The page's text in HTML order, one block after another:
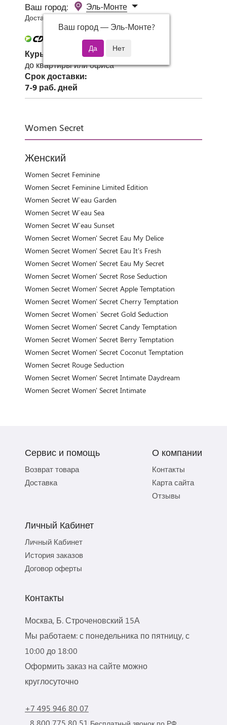
Ваш город:
Эль-Монте
Ваш город — Эль-Монте?
Доставка 0 руб при заказе от 3000 руб.
Курьер СДЭК
до квартиры или офиса
Срок доставки:
7-9 раб. дней
Women Secret
Женский
Women Secret Feminine
Women Secret Feminine Limited Edition
Women Secret W`eau Garden
Women Secret W`eau Sea
Women Secret W`eau Sunset
Women Secret Women' Secret Eau My Delice
Women Secret Women' Secret Eau It's Fresh
Women Secret Women' Secret Eau My Secret
Women Secret Women' Secret Rose Seduction
Women Secret Women' Secret Apple Temptation
Women Secret Women' Secret Cherry Temptation
Women Secret Women` Secret Gold Seduction
Women Secret Women' Secret Candy Temptation
Women Secret Women' Secret Berry Temptation
Women Secret Women' Secret Coconut Temptation
Women Secret Rouge Seduction
Women Secret Women' Secret Intimate Daydream
Women Secret Women' Secret Intimate
Сервис и помощь
Возврат товара
Доставка
О компании
Контакты
Карта сайта
Отзывы
Личный Кабинет
Личный Кабинет
История заказов
Договор оферты
Контакты
Москва, Б. Строченовский 15А
Мы работаем: с понедельника по пятницу, с
10:00 до 18:00
Оформить заказ на сайте можно
круглосуточно
+7 495 946 80 07
8 800 775 80 51